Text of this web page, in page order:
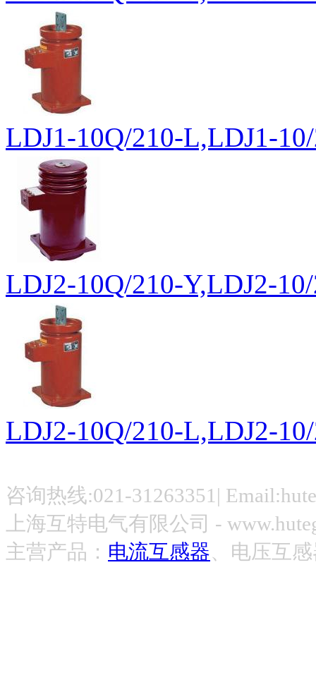
LDJ1-10Q/210-L,LDJ1-
LDJ2-10Q/210-Y,LDJ2-
LDJ2-10Q/210-L,LDJ2-
咨询热线:021-31263351|
上海互特电气有限公司 -
主营产品： 电流互感器、电压互